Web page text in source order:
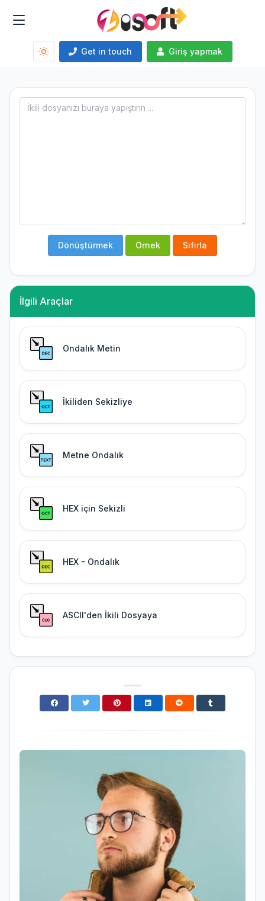
Get in touch Giriş yapmak
Dönüştürmek Örnek Sıfırla
İlgili Araçlar
Ondalık Metin
İkiliden Sekizliye
Metne Ondalık
HEX için Sekizli
HEX - Ondalık
ASCII'den İkili Dosyaya